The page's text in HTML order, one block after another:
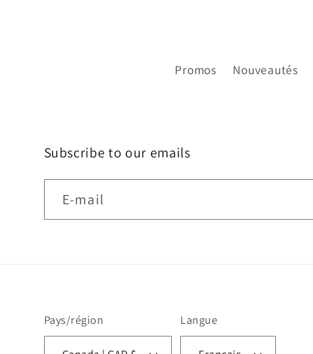
Promos Nouveautés
Subscribe to our emails
E-mail
Pays/région Langue